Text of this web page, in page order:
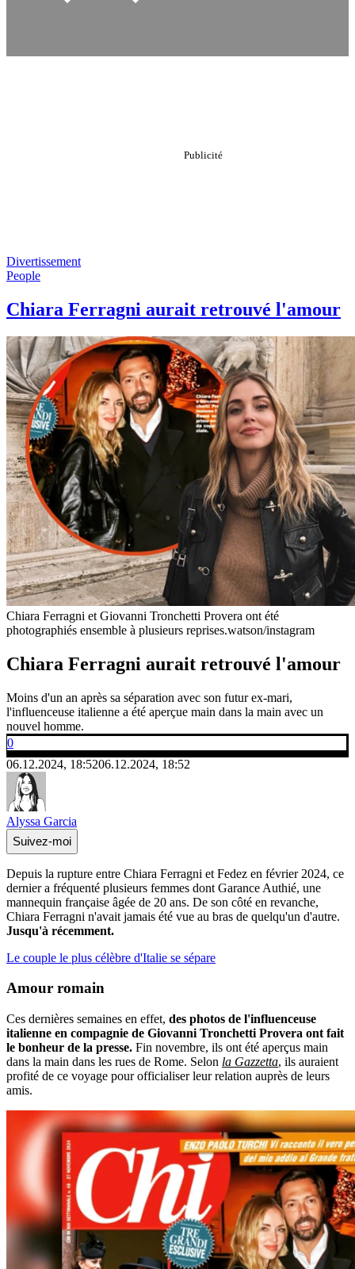
Divertissement
People
Chiara Ferragni aurait retrouvé l'amour
Chiara Ferragni et Giovanni Tronchetti Provera ont été
photographiés ensemble à plusieurs reprises.watson/instagram
Chiara Ferragni aurait retrouvé l'amour
Moins d'un an après sa séparation avec son futur ex-mari,
l'influenceuse italienne a été aperçue main dans la main avec un
nouvel homme.
0
06.12.2024, 18:5206.12.2024, 18:52
Alyssa Garcia
Suivez-moi
Depuis la rupture entre Chiara Ferragni et Fedez en février 2024, ce
dernier a fréquenté plusieurs femmes dont Garance Authié, une
mannequin française âgée de 20 ans. De son côté en revanche,
Chiara Ferragni n'avait jamais été vue au bras de quelqu'un d'autre.
Jusqu'à récemment.
Le couple le plus célèbre d'Italie se sépare
Amour romain
Ces dernières semaines en effet, des photos de l'influenceuse
italienne en compagnie de Giovanni Tronchetti Provera ont fait
le bonheur de la presse. Fin novembre, ils ont été aperçus main
dans la main dans les rues de Rome. Selon la Gazzetta, ils auraient
profité de ce voyage pour officialiser leur relation auprès de leurs
amis.